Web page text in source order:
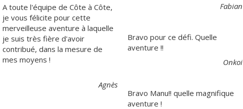
A toute l'équipe de Côte à Côte,
je vous félicite pour cette
merveilleuse aventure à laquelle
je suis très fière d'avoir
contribué, dans la mesure de
mes moyens !
Agnès
Fabian
Bravo pour ce défi. Quelle
aventure !!
Onkoi
Bravo Manu!! quelle magnifique
aventure !